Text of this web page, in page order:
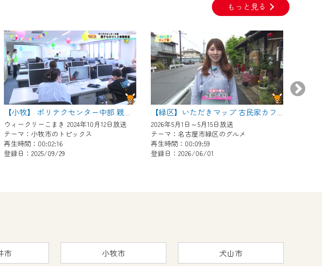
もっと見る
【小牧】 ポリテクセンター中部 親子ものづくり体験教室
ウィークリーこまき 2024年10月12日放送
テーマ：小牧市のトピックス
再生時間：00:02:16
登録日：2025/09/29
【緑区】いただきマップ 古民家カフェ 和み亭
2026年5月1日～5月15日放送
テーマ：名古屋市緑区のグルメ
再生時間：00:09:59
登録日：2026/06/01
市 小牧市 犬山市